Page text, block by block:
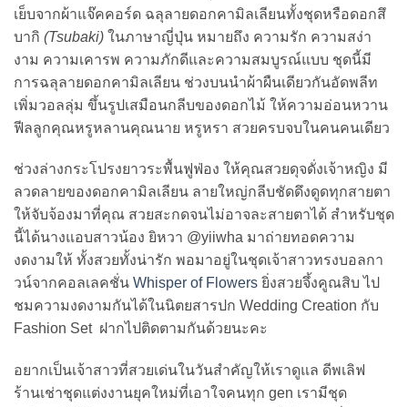
เย็บจากผ้าแจ๊คคอร์ด ฉลุลายดอกคามิลเลียนทั้งชุดหรือดอกสึ
บากิ (Tsubaki) ในภาษาญี่ปุ่น หมายถึง ความรัก ความสง่า
งาม ความเคารพ ความภักดีและความสมบูรณ์แบบ ชุดนี้มี
การฉลุลายดอกคามิลเลียน ช่วงบนนำผ้าผืนเดียวกันอัดพลีท
เพิ่มวอลลุ่ม ขึ้นรูปเสมือนกลีบของดอกไม้ ให้ความอ่อนหวาน
ฟีลลูกคุณหรูหลานคุณนาย หรูหรา สวยครบจบในคนคนเดียว
ช่วงล่างกระโปรงยาวระพื้นฟูฟ่อง ให้คุณสวยดุจดั่งเจ้าหญิง มี
ลวดลายของดอกคามิลเลียน ลายใหญ่กลีบชัดดึงดูดทุกสายตา
ให้จับจ้องมาที่คุณ สวยสะกดจนไม่อาจละสายตาได้ สำหรับชุด
นี้ได้นางแอบสาวน้อง ยิหวา @yiiwha มาถ่ายทอดความ
งดงามให้ ทั้งสวยทั้งน่ารัก พอมาอยู่ในชุดเจ้าสาวทรงบอลกา
วน์จากคอลเลคชั่น Whisper of Flowers ยิ่งสวยจึ้งคูณสิบ ไป
ชมความงดงามกันได้ในนิตยสารปก Wedding Creation กับ
Fashion Set ฝากไปติดตามกันด้วยนะคะ
อยากเป็นเจ้าสาวที่สวยเด่นในวันสำคัญให้เราดูแล ดีพเลิฟ
ร้านเช่าชุดแต่งงานยุคใหม่ที่เอาใจคนทุก gen เรามีชุด